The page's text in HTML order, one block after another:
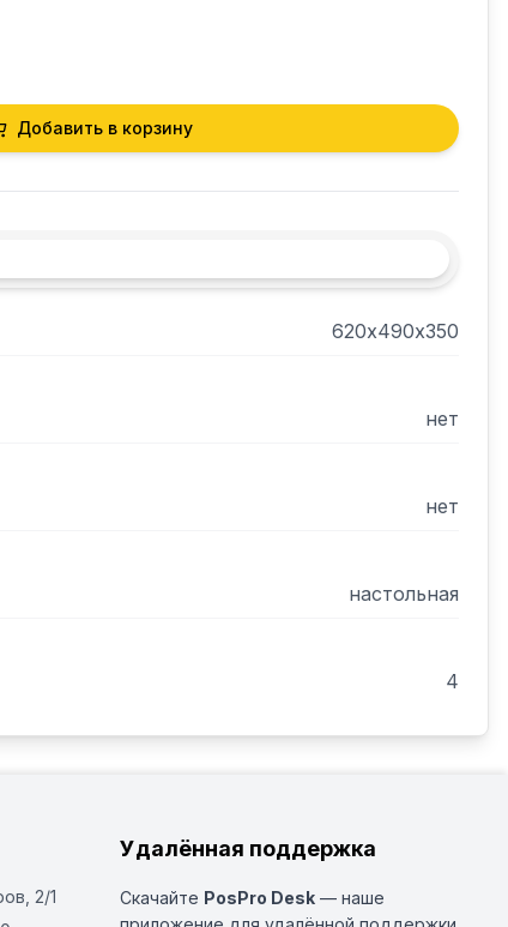
Добавить в корзину
620х490х350
нет
нет
настольная
4
2/1
Удалённая поддержка
Скачайте PosPro Desk — наше